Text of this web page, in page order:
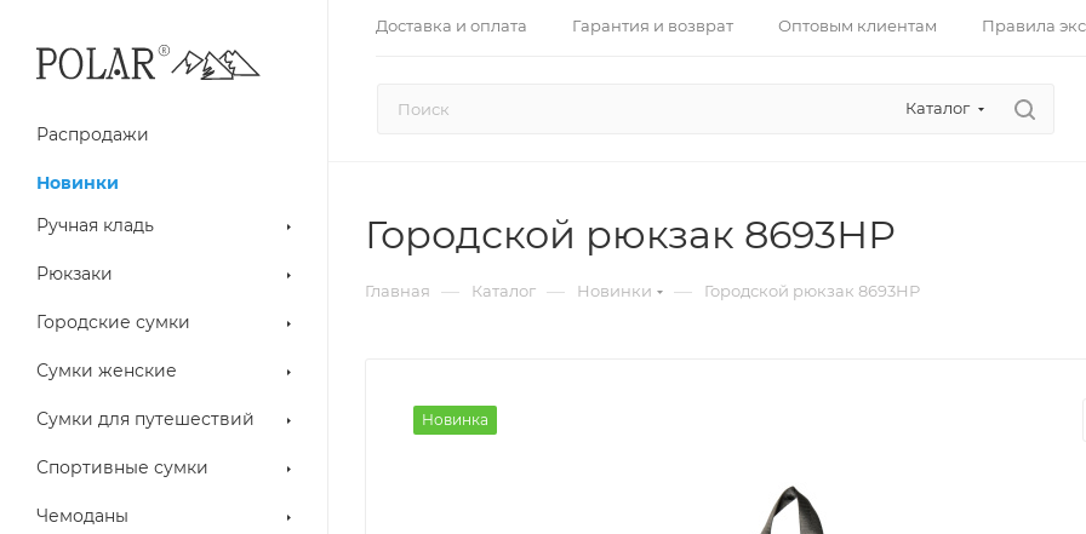
Доставка и оплата Гарантия и возврат Оптовым клиентам Правила
Каталог
Распродажи
Новинки
Ручная кладь
Рюкзаки
Городские сумки
Сумки женские
Сумки для путешествий
Спортивные сумки
Чемоданы
Городской рюкзак 8693НР
Главная — Каталог — Новинки — Городской рюкзак 8693НР
Новинка